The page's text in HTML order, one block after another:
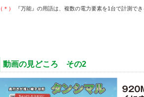
（＊） 『万能』の用語は、複数の電力要素を1台で計測で
動画の見どころ その2